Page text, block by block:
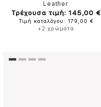
Leather
Τρέχουσα τιμή: 145,00 €
Τιμή καταλόγου: 179,00 €
+2 χρώματα